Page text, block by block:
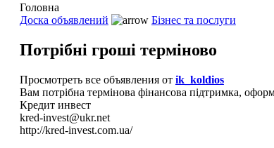
Головна
Доска объявлений
Бізнес та послуги
Потрібні гроші терміново
Просмотреть все объявления от ik_koldios
Вам потрібна термінова фінансова підтримка,
Кредит инвест
kred-invest@ukr.net
http://kred-invest.com.ua/